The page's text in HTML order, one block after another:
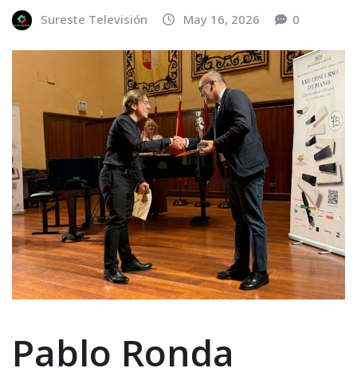
Sureste Televisión May 16, 2026 0
Pablo Ronda